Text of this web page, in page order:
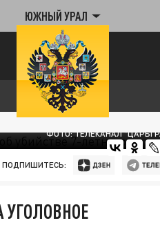
ЮЖНЫЙ УРАЛ
ФОТО: ТЕЛЕКАНАЛ
ПОДПИШИТЕСЬ: